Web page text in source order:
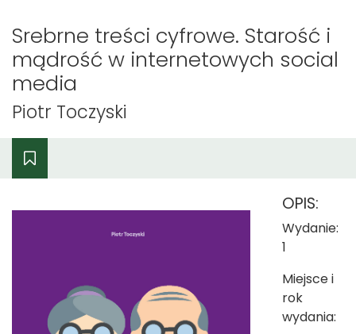
Srebrne treści cyfrowe. Starość i
mądrość w internetowych social
media
Piotr Toczyski
OPIS:
Wydanie:
1
Miejsce i
rok
wydania: